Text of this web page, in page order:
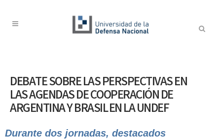
DEBATE SOBRE LAS PERSPECTIVAS EN
LAS AGENDAS DE COOPERACIÓN DE
ARGENTINA Y BRASIL EN LA UNDEF
Durante dos jornadas, destacados